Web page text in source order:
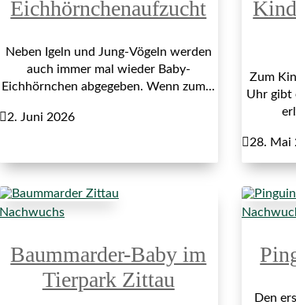
Eichhörnchenaufzucht
Neben Igeln und Jung-Vögeln werden
auch immer mal wieder Baby-
Eichhörnchen abgegeben. Wenn zum...
2. Juni 2026
Zum
Uhr gibt
28. Mai
Nachwuchs
Baummarder-Baby im
Tierpark Zittau
Den